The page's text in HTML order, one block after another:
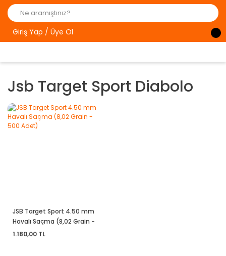
Giriş Yap / Üye Ol
Jsb Target Sport Diabolo
JSB Target Sport 4.50 mm
Havalı Saçma (8,02 Grain -
500 Adet)
1.180,00 TL